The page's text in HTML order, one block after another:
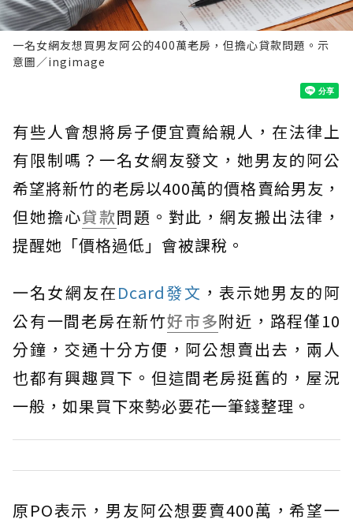
一名女網友想買男友阿公的400萬老房，但擔心貸款問題。示
意圖／ingimage
有些人會想將房子便宜賣給親人，在法律上
有限制嗎？一名女網友發文，她男友的阿公
希望將新竹的老房以400萬的價格賣給男友，
但她擔心貸款問題。對此，網友搬出法律，
提醒她「價格過低」會被課稅。
一名女網友在Dcard發文 ，表示她男友的阿
公有一間老房在新竹好市多附近，路程僅10
分鐘，交通十分方便，阿公想賣出去，兩人
也都有興趣買下。但這間老房挺舊的，屋況
一般，如果買下來勢必要花一筆錢整理。
原PO表示，男友阿公想要賣400萬，希望一